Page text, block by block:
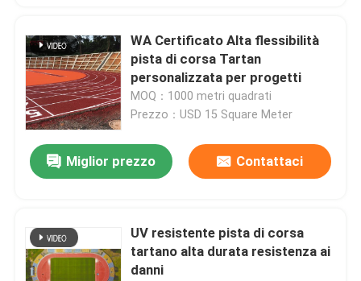
WA Certificato Alta flessibilità
pista di corsa Tartan
personalizzata per progetti
MOQ：1000 metri quadrati
Prezzo：USD 15 Square Meter
Miglior prezzo Contattaci
UV resistente pista di corsa
tartano alta durata resistenza ai
danni